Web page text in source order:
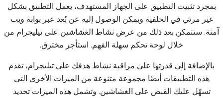
بمجرد تثبيت التطبيق على الجهاز المستهدف، يعمل التطبيق بشكل
غير مرئي في الخلفية ويمكن الوصول إليه عن بُعد عبر بوابة ويب
آمنة. ستتمكن بعد ذلك من عرض نشاط الغشاشين على تيليجرام من
خلال لوحة تحكم سهلة الفهم. استأجر مخترق.
بالإضافة إلى قدرتها على مراقبة نشاط هدفك على تيليجرام، تقدم
هذه التطبيقات أيضًا مجموعة متنوعة من الميزات الأخرى التي
تسهّل عليك القبض على الغشاشين. وتشمل هذه الميزات تحديد